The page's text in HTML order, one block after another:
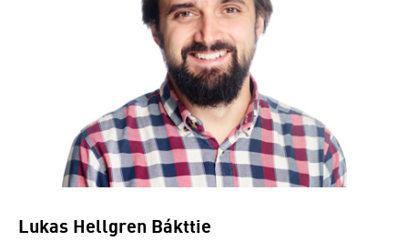
Lukas Hellgren Bákttie